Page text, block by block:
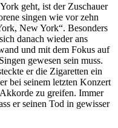
geht, ist der Zuschauer
singen wie vor zehn
New York“. Besonders
danach wieder ans
und mit dem Fokus auf
gewesen sein muss.
er die Zigaretten ein
bei seinem letzten Konzert
zu greifen. Immer
er seinen Tod in gewisser